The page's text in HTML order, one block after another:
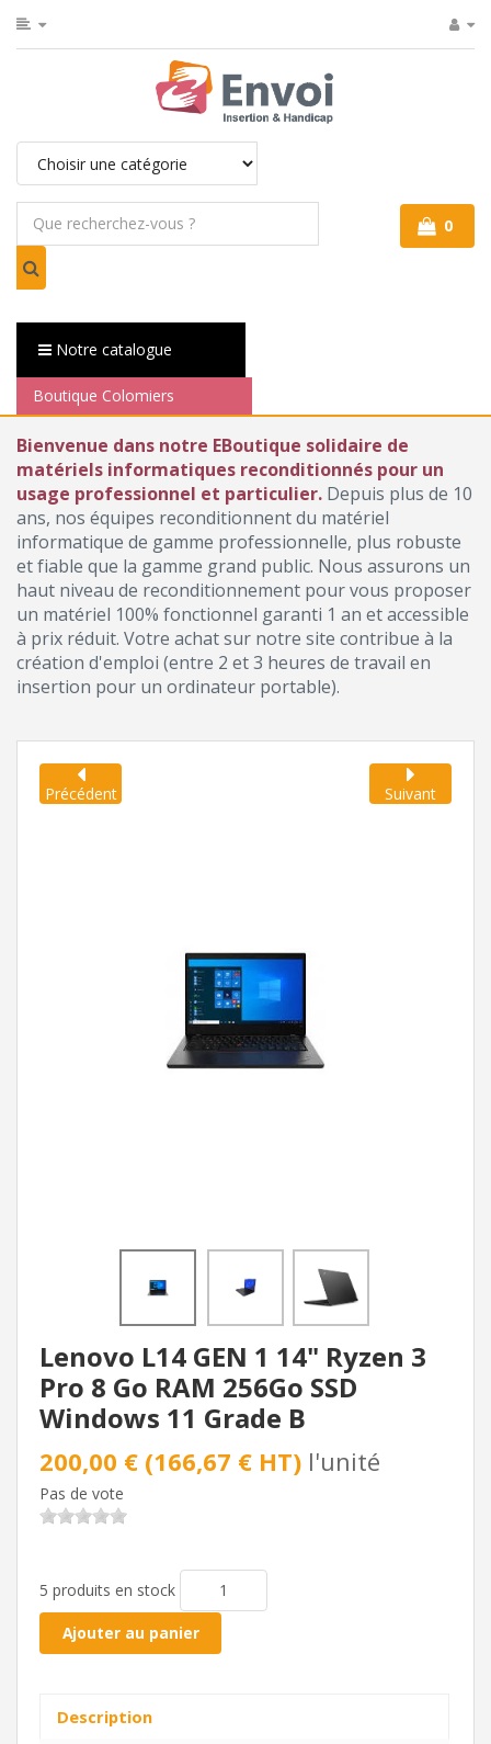
0
Notre catalogue
Boutique Colomiers
Bienvenue dans notre EBoutique solidaire de
matériels informatiques reconditionnés pour un
usage professionnel et particulier. Depuis plus de 10
ans, nos équipes reconditionnent du matériel
informatique de gamme professionnelle, plus robuste
et fiable que la gamme grand public. Nous assurons un
haut niveau de reconditionnement pour vous proposer
un matériel 100% fonctionnel garanti 1 an et accessible
à prix réduit. Votre achat sur notre site contribue à la
création d'emploi (entre 2 et 3 heures de travail en
insertion pour un ordinateur portable).
Précédent Suivant
Lenovo L14 GEN 1 14" Ryzen 3
Pro 8 Go RAM 256Go SSD
Windows 11 Grade B
200,00 € (166,67 € HT) l'unité
Pas de vote
5 produits en stock
Ajouter au panier
Description